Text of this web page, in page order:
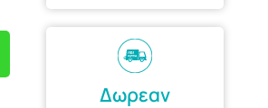
Δωρεαν